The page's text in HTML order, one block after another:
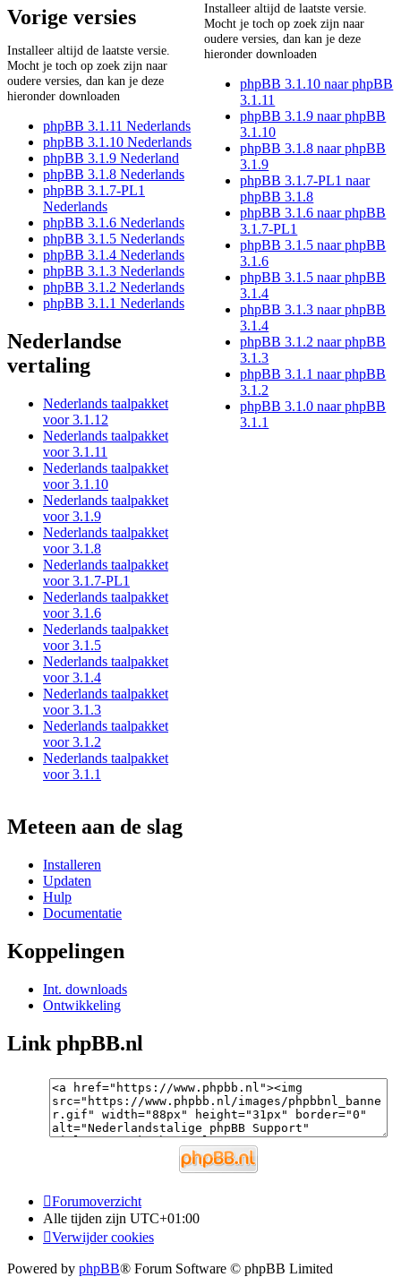
Vorige versies
Installeer altijd de laatste versie.
Mocht je toch op zoek zijn naar
oudere versies, dan kan je deze
hieronder downloaden
phpBB 3.1.11 Nederlands
phpBB 3.1.10 Nederlands
phpBB 3.1.9 Nederland
phpBB 3.1.8 Nederlands
phpBB 3.1.7-PL1
Nederlands
phpBB 3.1.6 Nederlands
phpBB 3.1.5 Nederlands
phpBB 3.1.4 Nederlands
phpBB 3.1.3 Nederlands
phpBB 3.1.2 Nederlands
phpBB 3.1.1 Nederlands
Nederlandse
vertaling
Nederlands taalpakket
voor 3.1.12
Nederlands taalpakket
voor 3.1.11
Nederlands taalpakket
voor 3.1.10
Nederlands taalpakket
voor 3.1.9
Nederlands taalpakket
voor 3.1.8
Nederlands taalpakket
voor 3.1.7-PL1
Nederlands taalpakket
voor 3.1.6
Nederlands taalpakket
voor 3.1.5
Nederlands taalpakket
voor 3.1.4
Nederlands taalpakket
voor 3.1.3
Nederlands taalpakket
voor 3.1.2
Nederlands taalpakket
voor 3.1.1
Installeer altijd de laatste versie.
Mocht je toch op zoek zijn naar
oudere versies, dan kan je deze
hieronder downloaden
phpBB 3.1.10 naar phpBB
3.1.11
phpBB 3.1.9 naar phpBB
3.1.10
phpBB 3.1.8 naar phpBB
3.1.9
phpBB 3.1.7-PL1 naar
phpBB 3.1.8
phpBB 3.1.6 naar phpBB
3.1.7-PL1
phpBB 3.1.5 naar phpBB
3.1.6
phpBB 3.1.5 naar phpBB
3.1.4
phpBB 3.1.3 naar phpBB
3.1.4
phpBB 3.1.2 naar phpBB
3.1.3
phpBB 3.1.1 naar phpBB
3.1.2
phpBB 3.1.0 naar phpBB
3.1.1
Meteen aan de slag
Installeren
Updaten
Hulp
Documentatie
Koppelingen
Int. downloads
Ontwikkeling
Link phpBB.nl
Forumoverzicht
Alle tijden zijn UTC+01:00
Verwijder cookies
Powered by phpBB® Forum Software © phpBB Limited